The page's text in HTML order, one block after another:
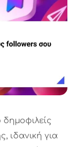
δημοφιλείς
ιδανική για